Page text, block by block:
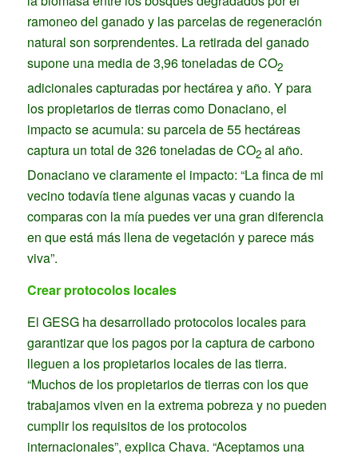
ramoneo del ganado y las parcelas de regeneración
natural son sorprendentes. La retirada del ganado
supone una media de 3,96 toneladas de CO2
adicionales capturadas por hectárea y año. Y para
los propietarios de tierras como Donaciano, el
impacto se acumula: su parcela de 55 hectáreas
captura un total de 326 toneladas de CO2al año.
Donaciano ve claramente el impacto: “La finca de mi
vecino todavía tiene algunas vacas y cuando la
comparas con la mía puedes ver una gran diferencia
en que está más llena de vegetación y parece más
viva”.
Crear protocolos locales
El GESG ha desarrollado protocolos locales para
garantizar que los pagos por la captura de carbono
lleguen a los propietarios locales de las tierra.
“Muchos de los propietarios de tierras con los que
trabajamos viven en la extrema pobreza y no pueden
cumplir los requisitos de los protocolos
internacionales”, explica Chava. “Aceptamos una